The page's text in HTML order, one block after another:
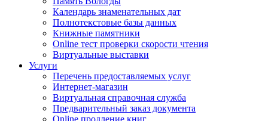
Календарь знаменательных дат
Полнотекстовые базы данных
Книжные памятники
Online тест проверки скорости чтения
Виртуальные выставки
Услуги
Перечень предоставляемых услуг
Интернет-магазин
Виртуальная справочная служба
Предварительный заказ документа
Online продление книг